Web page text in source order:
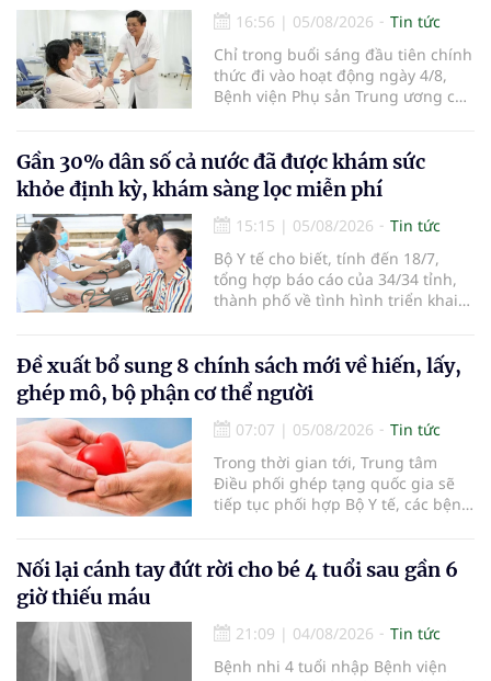
16:56 | 05/08/2026
Tin tức
Chỉ trong buổi sáng đầu tiên chính
thức đi vào hoạt động ngày 4/8,
Bệnh viện Phụ sản Trung ương cơ
em bé đầu tiên chào đời.
Gần 30% dân số cả nước đã được khám sức
khỏe định kỳ, khám sàng lọc miễn phí
15:15 | 05/08/2026
Tin tức
Bộ Y tế cho biết, tính đến 18/7,
tổng hợp báo cáo của 34/34 tỉnh,
thành phố về tình hình triển khai
nhận 32.286.360 người, chiếm gần
30% dân số cả nước đã được khám
sức khỏe định kỳ năm nay.
Đề xuất bổ sung 8 chính sách mới về hiến, lấy,
ghép mô, bộ phận cơ thể người
07:07 | 05/08/2026
Tin tức
Trong thời gian tới, Trung tâm
Điều phối ghép tạng quốc gia sẽ
tiếp tục phối hợp Bộ Y tế, các bệnh
cường truyền thông, hoàn thiện
quy trình chuyên môn và hệ thống
hiến và ghép mô tạng.
Nối lại cánh tay đứt rời cho bé 4 tuổi sau gần 6
giờ thiếu máu
21:09 | 04/08/2026
Tin tức
Bệnh nhi 4 tuổi nhập Bệnh viện